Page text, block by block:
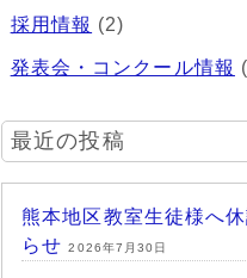
採用情報 (2)
発表会・コンクール情報
最近の投稿
熊本地区教室生徒様へ
らせ 2026年7月30日